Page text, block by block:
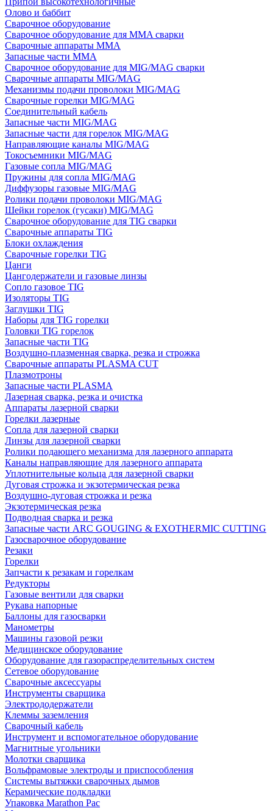
Олово и баббит
Сварочное оборудование
Сварочное оборудование для MMA сварки
Сварочные аппараты MMA
Запасные части MMA
Сварочное оборудование для MIG/MAG сварки
Сварочные аппараты MIG/MAG
Механизмы подачи проволоки MIG/MAG
Сварочные горелки MIG/MAG
Соединительный кабель
Запасные части MIG/MAG
Запасные части для горелок MIG/MAG
Направляющие каналы MIG/MAG
Токосъемники MIG/MAG
Газовые сопла MIG/MAG
Пружины для сопла MIG/MAG
Диффузоры газовые MIG/MAG
Ролики подачи проволоки MIG/MAG
Шейки горелок (гусаки) MIG/MAG
Сварочное оборудование для TIG сварки
Сварочные аппараты TIG
Блоки охлаждения
Сварочные горелки TIG
Цанги
Цангодержатели и газовые линзы
Сопло газовое TIG
Изоляторы TIG
Заглушки TIG
Наборы для TIG горелки
Головки TIG горелок
Запасные части TIG
Воздушно-плазменная сварка, резка и строжка
Сварочные аппараты PLASMA CUT
Плазмотроны
Запасные части PLASMA
Лазерная сварка, резка и очистка
Аппараты лазерной сварки
Горелки лазерные
Сопла для лазерной сварки
Линзы для лазерной сварки
Ролики подающего механизма для лазерного аппарата
Каналы направляющие для лазерного аппарата
Уплотнительные кольца для лазерной сварки
Дуговая строжка и экзотермическая резка
Воздушно-дуговая строжка и резка
Экзотермическая резка
Подводная сварка и резка
Запасные части ARC GOUGING & EXOTHERMIC CUTTING
Газосварочное оборудование
Резаки
Горелки
Запчасти к резакам и горелкам
Редукторы
Газовые вентили для сварки
Рукава напорные
Баллоны для газосварки
Манометры
Машины газовой резки
Медицинское оборудование
Оборудование для газораспределительных систем
Сетевое оборудование
Сварочные аксессуары
Инструменты сварщика
Электрододержатели
Клеммы заземления
Сварочный кабель
Инструмент и вспомогательное оборудование
Магнитные угольники
Молотки сварщика
Вольфрамовые электроды и приспособления
Системы вытяжки сварочных дымов
Керамические подкладки
Упаковка Marathon Pac